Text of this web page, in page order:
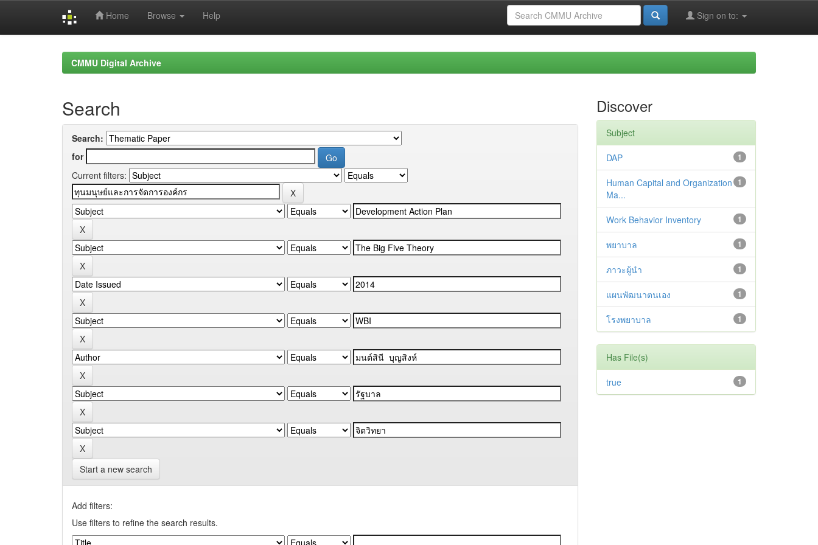
Home Browse Help Sign on to:
CMMU Digital Archive
Search
Search:
for
Current filters:
Start a new search
Add filters:
Use filters to refine the search results.
Discover
Subject
1
DAP
1
Human Capital and Organization
Ma...
1
Work Behavior Inventory
1
พยาบาล
1
ภาวะผู้นำ
1
แผนพัฒนาตนเอง
1
โรงพยาบาล
Has File(s)
1
true